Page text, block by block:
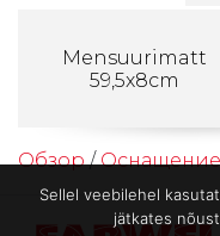
Mensuurimatt
59,5x8cm
Обзор/
Sellel veebilehel
jätkates